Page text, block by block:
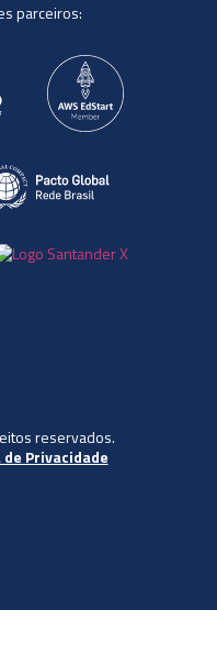
parceiros:
reservados.
Privacidade